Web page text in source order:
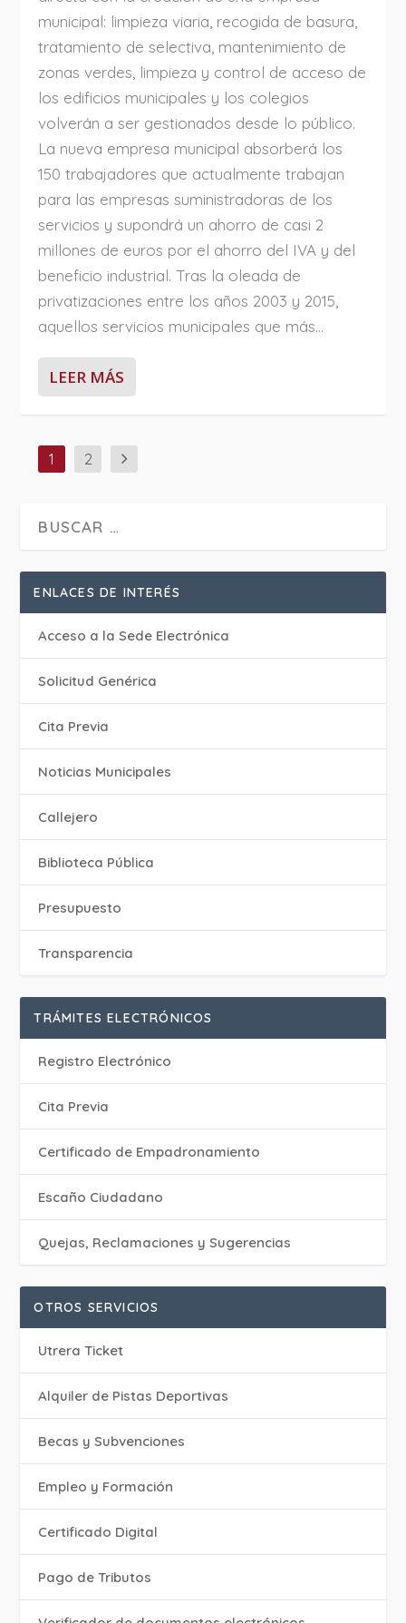
municipal: limpieza viaria, recogida de basura,
tratamiento de selectiva, mantenimiento de
zonas verdes, limpieza y control de acceso de
los edificios municipales y los colegios
volverán a ser gestionados desde lo público.
La nueva empresa municipal absorberá los
150 trabajadores que actualmente trabajan
para las empresas suministradoras de los
servicios y supondrá un ahorro de casi 2
millones de euros por el ahorro del IVA y del
beneficio industrial. Tras la oleada de
privatizaciones entre los años 2003 y 2015,
aquellos servicios municipales que más...
LEER MÁS
1 2
ENLACES DE INTERÉS
Acceso a la Sede Electrónica
Solicitud Genérica
Cita Previa
‎Noticias Municipales
Callejero
Biblioteca Pública
Presupuesto
Transparencia
TRÁMITES ELECTRÓNICOS
Registro Electrónico
Cita Previa
Certificado de Empadronamiento
Escaño Ciudadano
Quejas, Reclamaciones y Sugerencias
OTROS SERVICIOS
Utrera Ticket
Alquiler de Pistas Deportivas
Becas y Subvenciones
Empleo y Formación
Certificado Digital
Pago de Tributos